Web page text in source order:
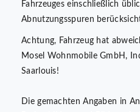
Fahrzeuges einschließlich
Abnutzungsspuren
Achtung, Fahrzeug hat
Mosel Wohnmobile GmbH,
Saarlouis!
Die gemachten Angaben in